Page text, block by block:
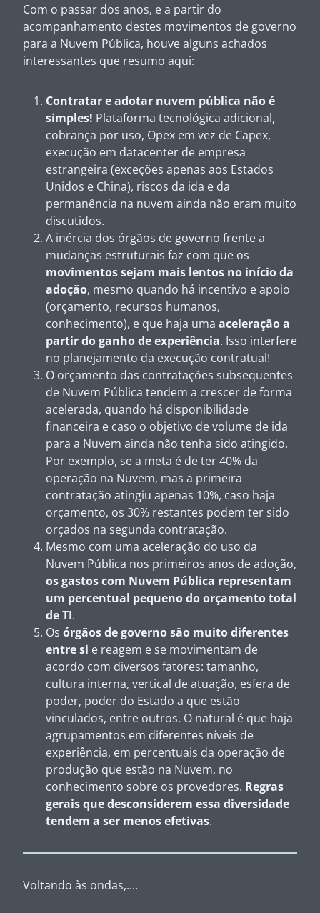
Com o passar dos anos, e a partir do
acompanhamento destes movimentos de governo
para a Nuvem Pública, houve alguns achados
interessantes que resumo aqui:
Contratar e adotar nuvem pública não é
simples! Plataforma tecnológica adicional,
cobrança por uso, Opex em vez de Capex,
execução em datacenter de empresa
estrangeira (exceções apenas aos Estados
Unidos e China), riscos da ida e da
permanência na nuvem ainda não eram muito
discutidos.
A inércia dos órgãos de governo frente a
mudanças estruturais faz com que os
movimentos sejam mais lentos no início da
adoção, mesmo quando há incentivo e apoio
(orçamento, recursos humanos,
conhecimento), e que haja uma aceleração a
partir do ganho de experiência. Isso interfere
no planejamento da execução contratual!
O orçamento das contratações subsequentes
de Nuvem Pública tendem a crescer de forma
acelerada, quando há disponibilidade
financeira e caso o objetivo de volume de ida
para a Nuvem ainda não tenha sido atingido.
Por exemplo, se a meta é de ter 40% da
operação na Nuvem, mas a primeira
contratação atingiu apenas 10%, caso haja
orçamento, os 30% restantes podem ter sido
orçados na segunda contratação.
Mesmo com uma aceleração do uso da
Nuvem Pública nos primeiros anos de adoção,
os gastos com Nuvem Pública representam
um percentual pequeno do orçamento total
de TI.
Os órgãos de governo são muito diferentes
entre si e reagem e se movimentam de
acordo com diversos fatores: tamanho,
cultura interna, vertical de atuação, esfera de
poder, poder do Estado a que estão
vinculados, entre outros. O natural é que haja
agrupamentos em diferentes níveis de
experiência, em percentuais da operação de
produção que estão na Nuvem, no
conhecimento sobre os provedores. Regras
gerais que desconsiderem essa diversidade
tendem a ser menos efetivas.
Voltando às ondas,....